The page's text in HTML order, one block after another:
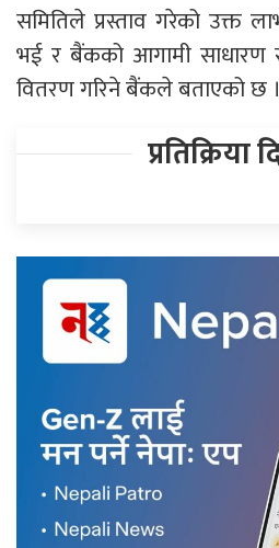
समितिले प्रस्ताव गरेको उक्त
भई र बैंकको आगामी साधारण
वितरण गरिने बैंकले बताएको छ ।
प्रतिक्रिया